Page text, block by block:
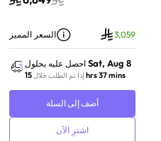
السعر المميز 3,059
احصل عليه بحلول Sat, Aug 8
إذا تم الطلب خلال 15 hrs 37 mins
أضف إلى السلة
اشترِ الآن